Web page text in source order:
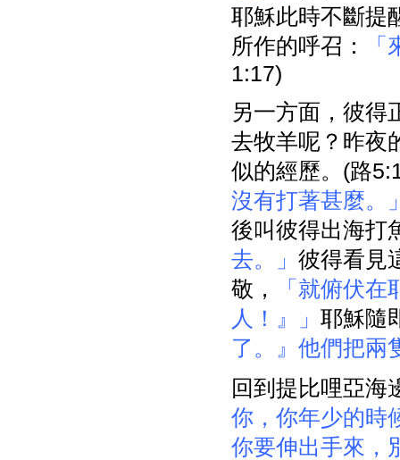
耶穌此時不斷提
所作的呼召：
1:17)
另一方面，彼得
去牧羊呢？昨夜
似的經歷。(路
沒有打著甚麼。
後叫彼得出海打
去。」 彼得看見
敬，
「就俯伏
人！』」 耶穌隨
了。』他們把兩
回到提比哩亞海
你，你年少的時
你要伸出手來，